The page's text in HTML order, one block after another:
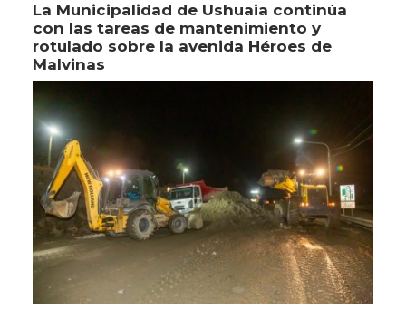
La Municipalidad de Ushuaia continúa
con las tareas de mantenimiento y
rotulado sobre la avenida Héroes de
Malvinas